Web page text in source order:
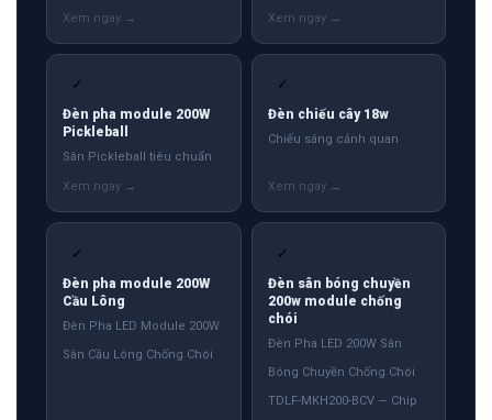
✓
Đèn pha module 200W
Pickleball
Sân Pickleball tiêu chuẩn
✓
Đèn chiếu cây 18w
Chiếu sáng cảnh quan
✓
Đèn pha module 200W
Cầu Lông
Đèn Pha LED Module 200W
Sân Cầu Lông Chống Chói
✓
Đèn sân bóng chuyền
200w module chống
chói
Đèn Pha LED 200W Sân
Bóng Chuyền Chống Chói
TDLF-MKH200-BCV — Chip